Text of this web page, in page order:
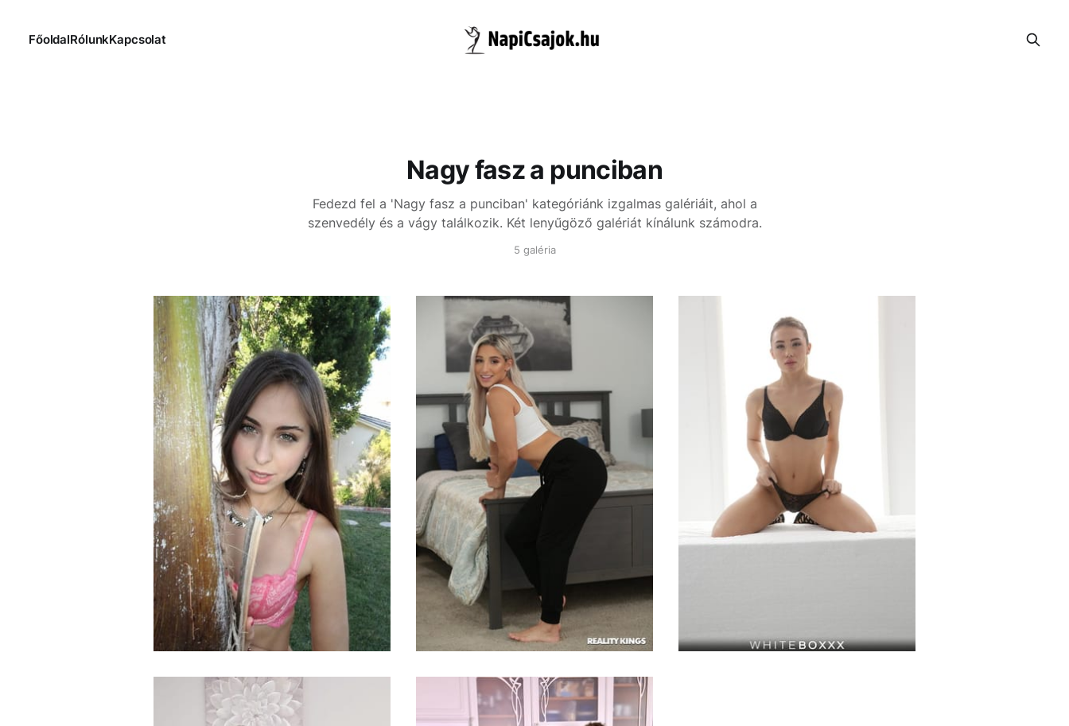
FőoldalRólunkKapcsolat
Nagy fasz a punciban
Fedezd fel a 'Nagy fasz a punciban' kategóriánk izgalmas galériáit, ahol a
szenvedély és a vágy találkozik. Két lenyűgöző galériát kínálunk számodra.
5 galéria